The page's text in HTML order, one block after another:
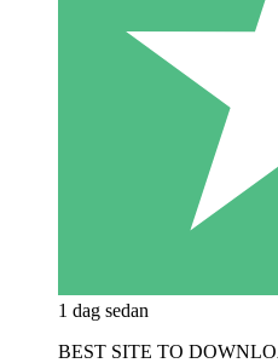
1 dag sedan
BEST SITE TO